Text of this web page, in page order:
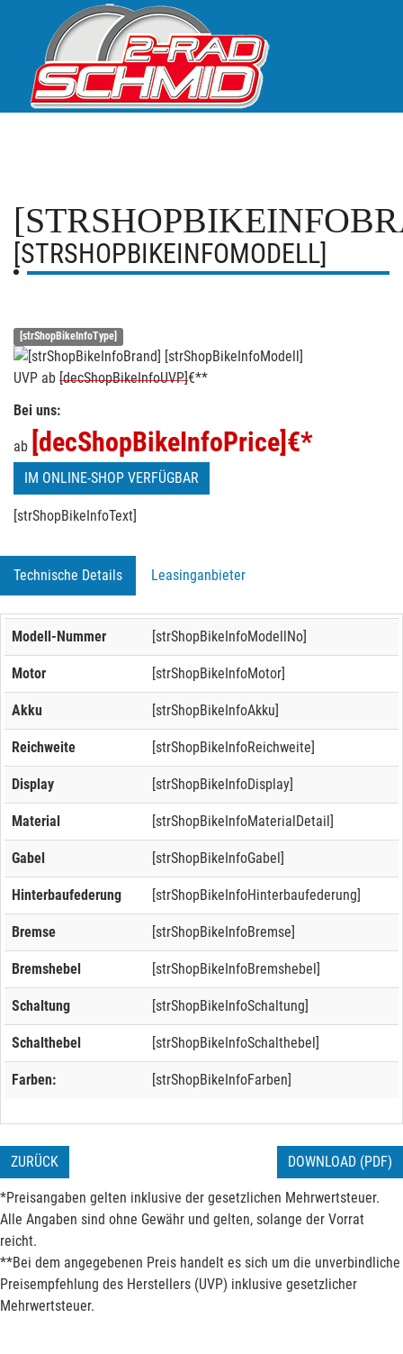
[STRSHOPBIKEINFOMODELL]
[strShopBikeInfoType]
UVP ab [decShopBikeInfoUVP]€**
Bei uns:
ab [decShopBikeInfoPrice] €*
IM ONLINE-SHOP VERFÜGBAR
[strShopBikeInfoText]
Technische Details Leasinganbieter
Modell-Nummer [strShopBikeInfoModellNo]
Motor [strShopBikeInfoMotor]
Akku [strShopBikeInfoAkku]
Reichweite [strShopBikeInfoReichweite]
Display [strShopBikeInfoDisplay]
Material [strShopBikeInfoMaterialDetail]
Gabel [strShopBikeInfoGabel]
Hinterbaufederung [strShopBikeInfoHinterbaufederung]
Bremse [strShopBikeInfoBremse]
Bremshebel [strShopBikeInfoBremshebel]
Schaltung [strShopBikeInfoSchaltung]
Schalthebel [strShopBikeInfoSchalthebel]
Farben: [strShopBikeInfoFarben]
ZURÜCK DOWNLOAD (PDF)
*Preisangaben gelten inklusive der gesetzlichen Mehrwertsteuer.
Alle Angaben sind ohne Gewähr und gelten, solange der Vorrat
reicht.
**Bei dem angegebenen Preis handelt es sich um die unverbindliche
Preisempfehlung des Herstellers (UVP) inklusive gesetzlicher
Mehrwertsteuer.